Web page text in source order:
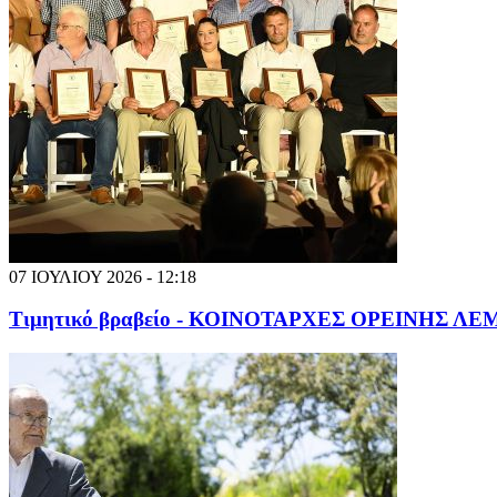
07 ΙΟΥΛΙΟΥ 2026 - 12:18
Τιμητικό βραβείο - ΚΟΙΝΟΤΑΡΧΕΣ ΟΡΕΙΝΗΣ